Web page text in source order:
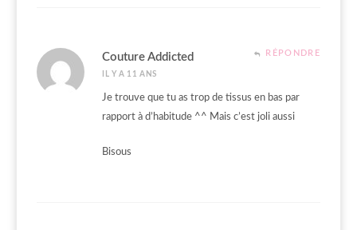
Couture Addicted
IL Y A 11 ANS
RÉPONDRE
Je trouve que tu as trop de tissus en bas par
rapport à d’habitude ^^ Mais c’est joli aussi
Bisous